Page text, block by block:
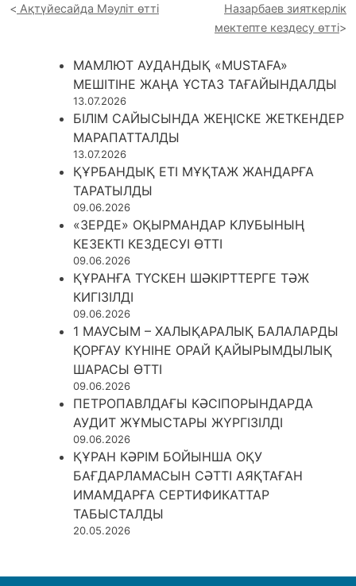
Ақтүйесайда Мәуліт өтті
Назарбаев зияткерлік
мектепте кездесу өтті
МАМЛЮТ АУДАНДЫҚ «MUSTAFA»
МЕШІТІНЕ ЖАҢА ҰСТАЗ ТАҒАЙЫНДАЛДЫ
13.07.2026
БІЛІМ САЙЫСЫНДА ЖЕҢІСКЕ ЖЕТКЕНДЕР
МАРАПАТТАЛДЫ
13.07.2026
ҚҰРБАНДЫҚ ЕТІ МҰҚТАЖ ЖАНДАРҒА
ТАРАТЫЛДЫ
09.06.2026
«ЗЕРДЕ» ОҚЫРМАНДАР КЛУБЫНЫҢ
КЕЗЕКТІ КЕЗДЕСУІ ӨТТІ
09.06.2026
ҚҰРАНҒА ТҮСКЕН ШӘКІРТТЕРГЕ ТӘЖ
КИГІЗІЛДІ
09.06.2026
1 МАУСЫМ – ХАЛЫҚАРАЛЫҚ БАЛАЛАРДЫ
ҚОРҒАУ КҮНІНЕ ОРАЙ ҚАЙЫРЫМДЫЛЫҚ
ШАРАСЫ ӨТТІ
09.06.2026
ПЕТРОПАВЛДАҒЫ КӘСІПОРЫНДАРДА
АУДИТ ЖҰМЫСТАРЫ ЖҮРГІЗІЛДІ
09.06.2026
ҚҰРАН КӘРІМ БОЙЫНША ОҚУ
БАҒДАРЛАМАСЫН СӘТТІ АЯҚТАҒАН
ИМАМДАРҒА СЕРТИФИКАТТАР
ТАБЫСТАЛДЫ
20.05.2026